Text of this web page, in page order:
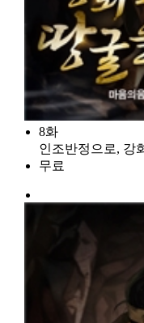
8화
인조반정으로, 강
무료